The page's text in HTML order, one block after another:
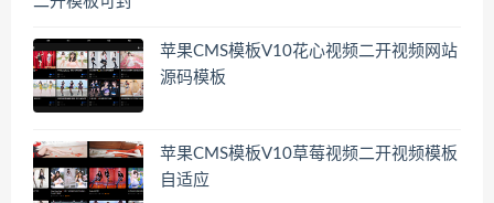
苹果CMS模板V10花心视频二开视频网站
源码模板
苹果CMS模板V10草莓视频二开视频模板
自适应